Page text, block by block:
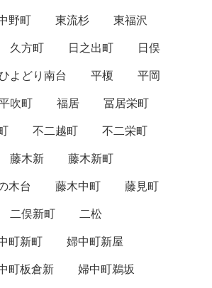
野町 東流杉
東福沢
久方町 日之出町
日俣
ひよどり南台 平榎
平岡
吹町 福居
冨居栄町
不二越町
不二栄町
藤木新
藤木新町
木台 藤木中町
藤見町
二俣新町
二松
町新町
婦中町新屋
町板倉新
婦中町鵜坂